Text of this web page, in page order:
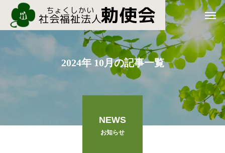
2024年 10月の記事一覧
NEWS
お知らせ